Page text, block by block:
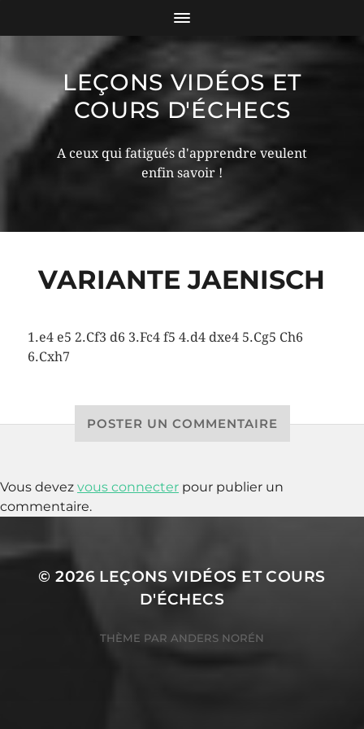
LEÇONS VIDÉOS ET
COURS D'ÉCHECS
A ceux qui fatigués d'apprendre veulent
enfin savoir !
VARIANTE JAENISCH
1.e4 e5 2.Cf3 d6 3.Fc4 f5 4.d4 dxe4 5.Cg5 Ch6
6.Cxh7
POSTER UN COMMENTAIRE
Vous devez vous connecter pour publier un
commentaire.
© 2026 LEÇONS VIDÉOS ET COURS
D'ÉCHECS
THÈME PAR ANDERS NORÉN